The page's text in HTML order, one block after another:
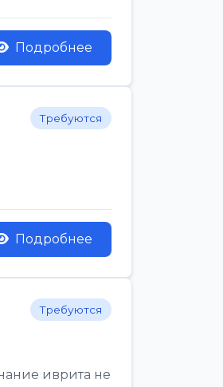
Подробнее
Требуются
Подробнее
Требуются
иврита не